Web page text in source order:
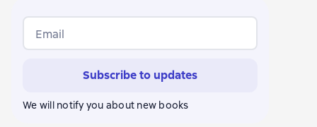
Алексей Ковальчук
Александр Дэорсе Алексей Иванович Гришин
Руслан Муха Алексей Янов Макс Вальтер
Email
Subscribe to updates
We will notify you about new books